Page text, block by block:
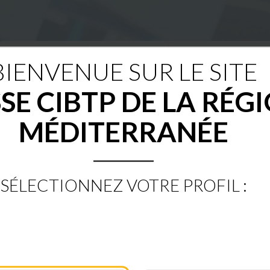
Nous connaître Congés payés Chômage intempéries
BIENVENUE SUR LE SITE
DE LA RÉGION
SUR LE SITE
CIBTP DE LA
MÉDITERRANÉE
SÉLECTIONNEZ VOTRE PROFIL :